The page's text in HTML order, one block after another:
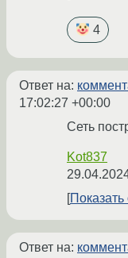
4
Ответ на:
17:02:27 +00:00
Сеть
Kot837
Показать
Ответ на: